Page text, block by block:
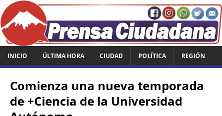
INICIO ÚLTIMA HORA CIUDAD POLÍTICA REGIÓN
Comienza una nueva temporada
de +Ciencia de la Universidad